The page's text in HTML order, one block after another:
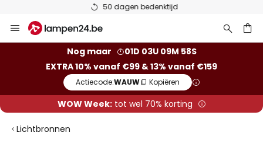
50 dagen bedenktijd
naar
Nog maar
01D 03U 09M 58S
EXTRA 10% vanaf €99 & 13% vanaf €159
Actiecode:WAUW Kopiëren
WOW Week:tot wel 70% korting
Lichtbronnen